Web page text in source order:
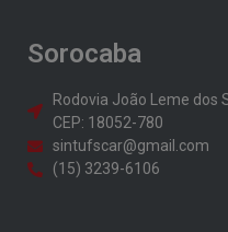
Sorocaba
Rodovia João Leme dos
CEP: 18052-780
sintufscar@gmail.com
(15) 3239-6106